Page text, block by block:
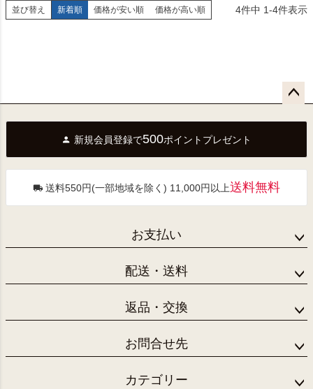
並び替え 新着順 価格が安い順 価格が高い順 4件中 1-4件表示
へ
新規会員登録で500ポイントプレゼント
送料550円(一部地域を除く) 11,000円以上送料無料
お支払い
配送・送料
返品・交換
お問合せ先
カテゴリー